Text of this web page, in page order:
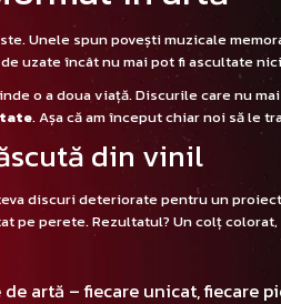
Unele spun povești muzicale
uzate încât nu mai pot fi ascultate
o a doua viață. Discurile care nu
. Așa că am început chiar noi să le
din vinil
discuri deteriorate pentru un
pe perete. Rezultatul? Un colț
artă – fiecare unicat, fiecare